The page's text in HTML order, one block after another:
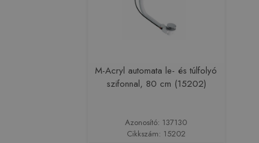
M-Acryl automata le- és túlfolyó
szifonnal, 80 cm (15202)
Azonosító: 137130
Cikkszám: 15202